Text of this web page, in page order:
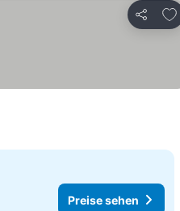
Teilen
Zu
Preise sehen